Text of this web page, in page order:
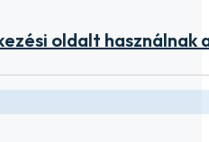
oldalt használnak